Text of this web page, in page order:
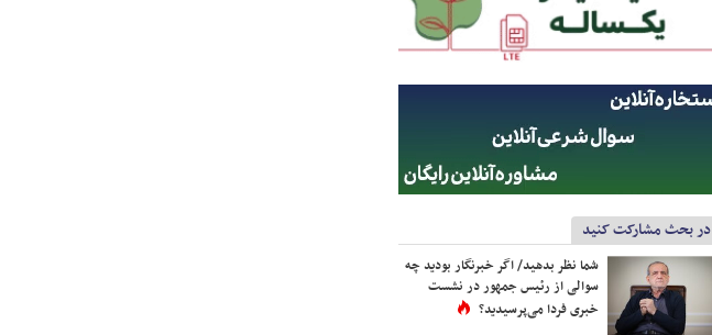
در بحث مشارکت کنید
شما نظر بدهید/ اگر خبرنگار بودید چه
سوالی از رئیس جمهور در نشست
خبری فردا می‌پرسیدید؟